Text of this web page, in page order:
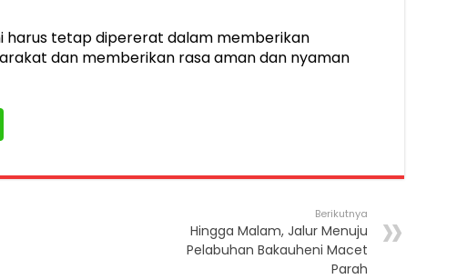
harus tetap dipererat dalam memberikan
dan memberikan rasa aman dan nyaman
Berikutnya
Hingga Malam, Jalur Menuju
Pelabuhan Bakauheni Macet
Parah